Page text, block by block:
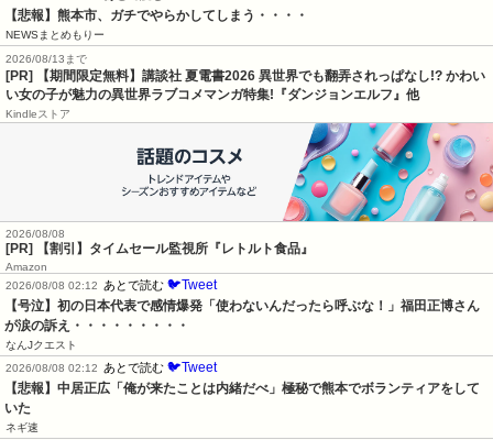
【悲報】熊本市、ガチでやらかしてしまう・・・・
NEWSまとめもりー
2026/08/13まで
[PR] 【期間限定無料】講談社 夏電書2026 異世界でも翻弄されっぱなし!? かわい
い女の子が魅力の異世界ラブコメマンガ特集!『ダンジョンエルフ』他
Kindleストア
2026/08/08
[PR] 【割引】タイムセール監視所『レトルト食品』
Amazon
2026/08/08 02:12
あとで読む 🐦Tweet
【号泣】初の日本代表で感情爆発「使わないんだったら呼ぶな！」福田正博さん
が涙の訴え・・・・・・・・・
なんJクエスト
2026/08/08 02:12
あとで読む 🐦Tweet
【悲報】中居正広「俺が来たことは内緒だべ」極秘で熊本でボランティアをして
いた
ネギ速